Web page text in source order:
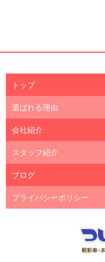
トップ
選ばれる理由
会社紹介
スタッフ紹介
ブログ
プライバシーポリシー